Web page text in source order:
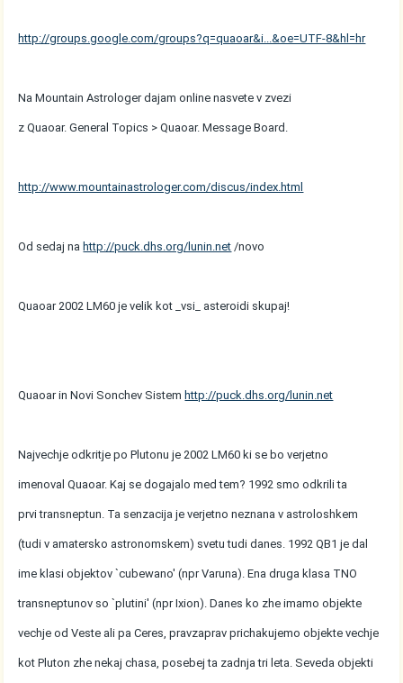
http://groups.google.com/groups?q=quaoar&i...&oe=UTF-8&hl=hr
Na Mountain Astrologer dajam online nasvete v zvezi
z Quaoar. General Topics > Quaoar. Message Board.
http://www.mountainastrologer.com/discus/index.html
Od sedaj na http://puck.dhs.org/lunin.net /novo
Quaoar 2002 LM60 je velik kot _vsi_ asteroidi skupaj!
Quaoar in Novi Sonchev Sistem http://puck.dhs.org/lunin.net
Najvechje odkritje po Plutonu je 2002 LM60 ki se bo verjetno
imenoval Quaoar. Kaj se dogajalo med tem? 1992 smo odkrili ta
prvi transneptun. Ta senzacija je verjetno neznana v astroloshkem
(tudi v amatersko astronomskem) svetu tudi danes. 1992 QB1 je dal
ime klasi objektov `cubewano' (npr Varuna). Ena druga klasa TNO
transneptunov so `plutini' (npr Ixion). Danes ko zhe imamo objekte
vechje od Veste ali pa Ceres, pravzaprav prichakujemo objekte vechje
kot Pluton zhe nekaj chasa, posebej ta zadnja tri leta. Seveda objekti